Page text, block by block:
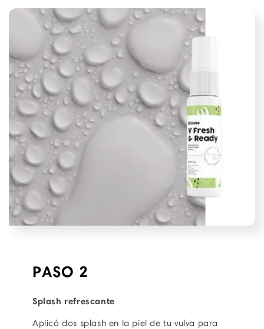
PASO 2
Splash refrescante
Aplicá dos splash en la piel de tu vulva para